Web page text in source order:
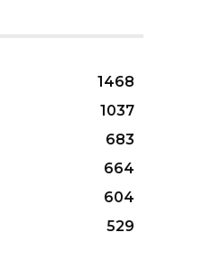
1468
1037
683
664
604
529